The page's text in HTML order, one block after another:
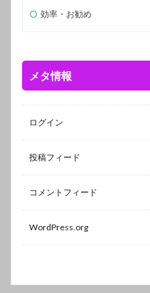
効率・お勧め
メタ情報
ログイン
投稿フィード
コメントフィード
WordPress.org